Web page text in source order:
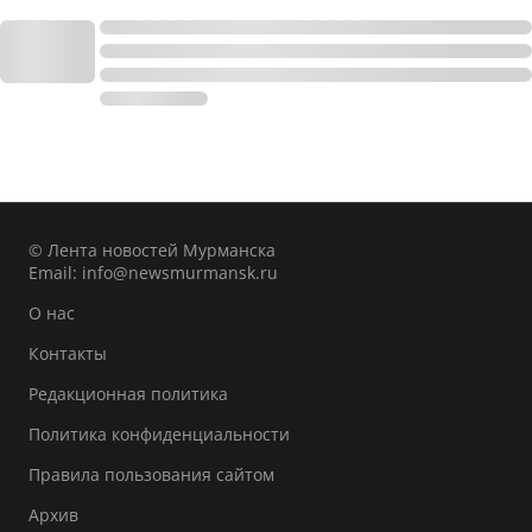
© Лента новостей Мурманска
Email: info@newsmurmansk.ru
О нас
Контакты
Редакционная политика
Политика конфиденциальности
Правила пользования сайтом
Архив